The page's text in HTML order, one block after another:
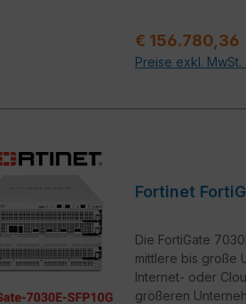
Regulärer Preis:
€ 156.780,36
Preise exkl.
Fortinet
Die FortiGate
mittlere bis große
Internet- oder
größeren